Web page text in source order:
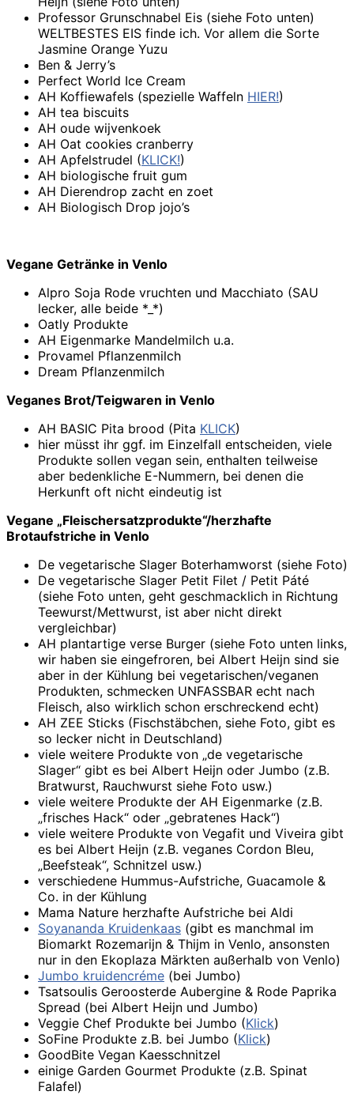
Professor Grunschnabel Eis (siehe Foto unten)
WELTBESTES EIS finde ich. Vor allem die Sorte
Jasmine Orange Yuzu
Ben & Jerry’s
Perfect World Ice Cream
AH Koffiewafels (spezielle Waffeln HIER!)
AH tea biscuits
AH oude wijvenkoek
AH Oat coo­kies cran­ber­ry
AH Apfelstrudel (KLICK!)
AH biologische fruit gum
AH Die­ren­drop zacht en zoet
AH Bi­o­lo­gisch Drop jo­jo’s
Vegane Getränke in Venlo
Alpro Soja Rode vruchten und Macchiato (SAU
lecker, alle beide *_*)
Oatly Produkte
AH Eigenmarke Mandelmilch u.a.
Provamel Pflanzenmilch
Dream Pflanzenmilch
Veganes Brot/Teigwaren in Venlo
AH BASIC Pita brood (Pita KLICK)
hier müsst ihr ggf. im Einzelfall entscheiden, viele
Produkte sollen vegan sein, enthalten teilweise
aber bedenkliche E-Nummern, bei denen die
Herkunft oft nicht eindeutig ist
Vegane „Fleischersatzprodukte“/herzhafte
Brotaufstriche in Venlo
De vegetarische Slager Boterhamworst (siehe Foto)
De vegetarische Slager Petit Filet / Petit Páté
(siehe Foto unten, geht geschmacklich in Richtung
Teewurst/Mettwurst, ist aber nicht direkt
vergleichbar)
AH plantartige verse Burger (siehe Foto unten links,
wir haben sie eingefroren, bei Albert Heijn sind sie
aber in der Kühlung bei vegetarischen/veganen
Produkten, schmecken UNFASSBAR echt nach
Fleisch, also wirklich schon erschreckend echt)
AH ZEE Sticks (Fischstäbchen, siehe Foto, gibt es
so lecker nicht in Deutschland)
viele weitere Produkte von „de vegetarische
Slager“ gibt es bei Albert Heijn oder Jumbo (z.B.
Bratwurst, Rauchwurst siehe Foto usw.)
viele weitere Produkte der AH Eigenmarke (z.B.
„frisches Hack“ oder „gebratenes Hack“)
viele weitere Produkte von Vegafit und Viveira gibt
es bei Albert Heijn (z.B. veganes Cordon Bleu,
„Beefsteak“, Schnitzel usw.)
verschiedene Hummus-Aufstriche, Guacamole &
Co. in der Kühlung
Mama Nature herzhafte Aufstriche bei Aldi
Soyananda Kruidenkaas (gibt es manchmal im
Biomarkt Rozemarijn & Thijm in Venlo, ansonsten
nur in den Ekoplaza Märkten außerhalb von Venlo)
Jumbo kruidencréme (bei Jumbo)
Tsatsoulis Geroosterde Aubergine & Rode Paprika
Spread (bei Albert Heijn und Jumbo)
Veggie Chef Produkte bei Jumbo (Klick)
SoFine Produkte z.B. bei Jumbo (Klick)
GoodBite Vegan Kaesschnitzel
einige Garden Gourmet Produkte (z.B. Spinat
Falafel)